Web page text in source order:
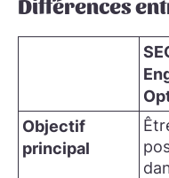
Différences
Objectif
principal